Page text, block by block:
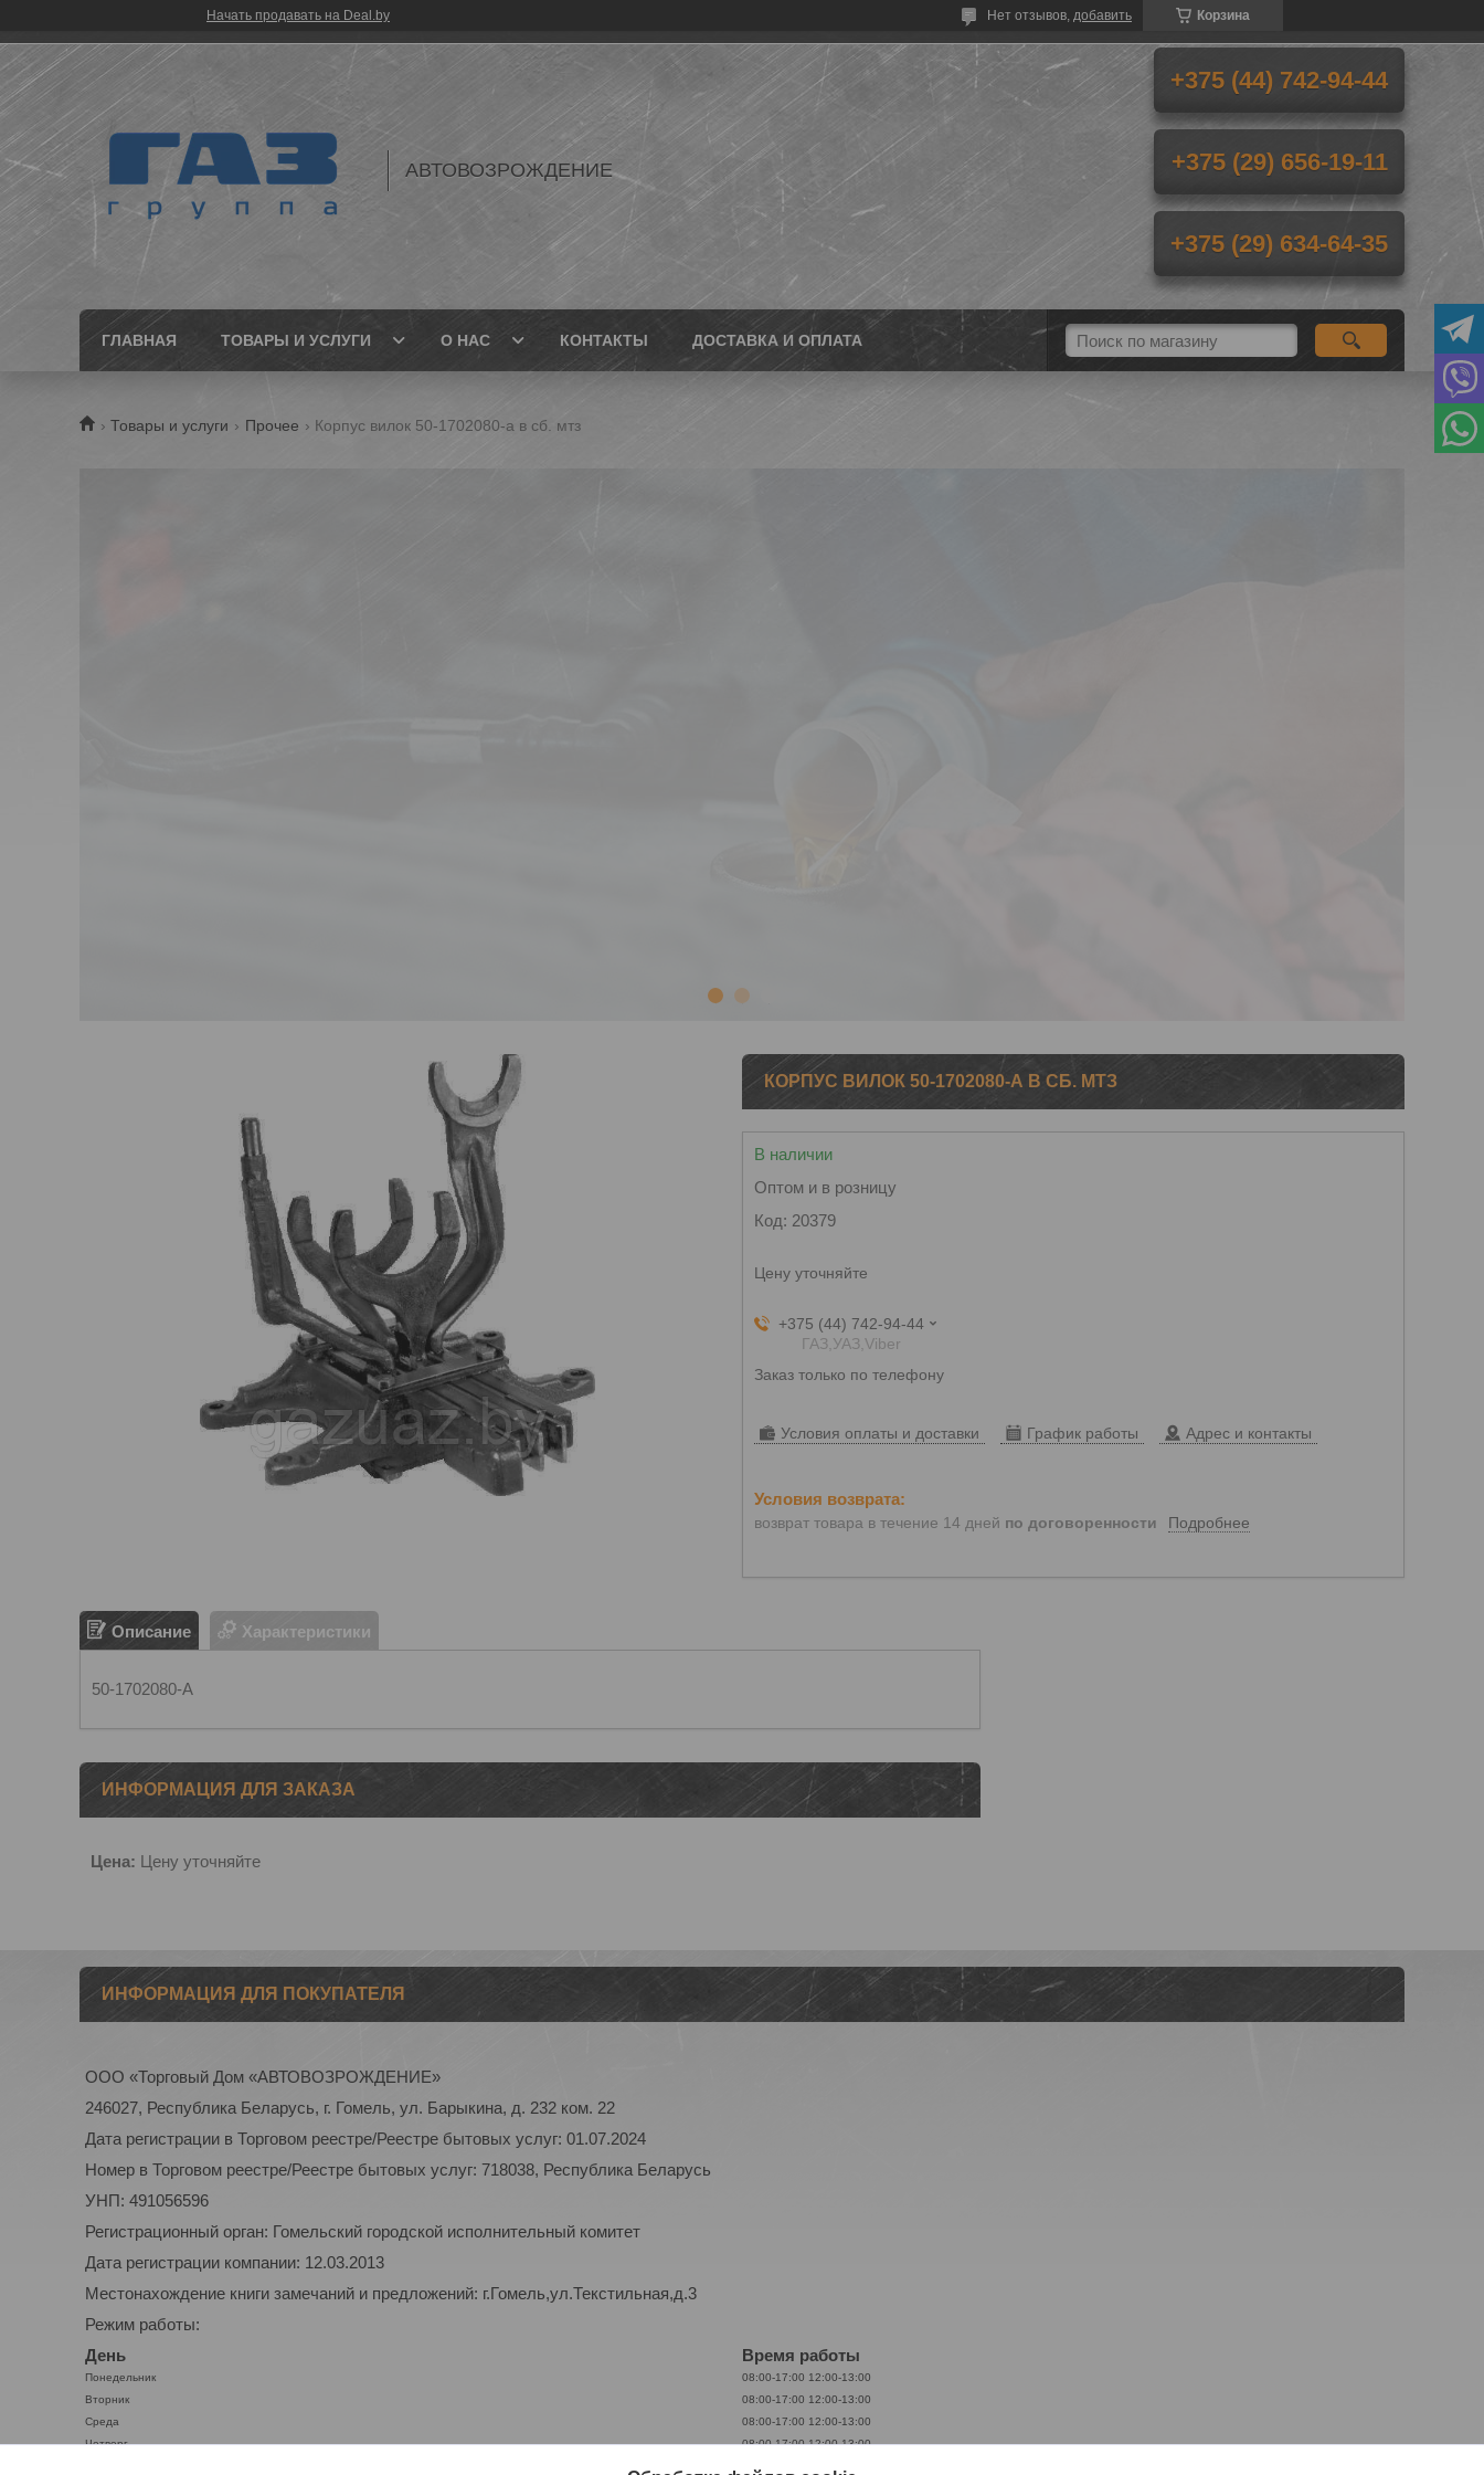
Начать продавать на Deal.by Корзина
Нет отзывов, добавить
АВТОВОЗРОЖДЕНИЕ
+375 (44) 742-94-44
+375 (29) 656-19-11
+375 (29) 634-64-35
ГЛАВНАЯ ТОВАРЫ И УСЛУГИ О НАС КОНТАКТЫ ДОСТАВКА И ОПЛАТА
Товары и услуги Прочее Корпус вилок 50-1702080-а в сб. мтз
КОРПУС ВИЛОК 50-1702080-А В СБ. МТЗ
В наличии
Оптом и в розницу
Код: 20379
Цену уточняйте
+375 (44) 742-94-44
ГАЗ,УАЗ,Viber
Заказ только по телефону
Условия оплаты и доставки График работы Адрес и контакты
возврат товара в течение 14 дней по договоренности Подробнее
Описание Характеристики
50-1702080-А
ИНФОРМАЦИЯ ДЛЯ ЗАКАЗА
Цена: Цену уточняйте
ИНФОРМАЦИЯ ДЛЯ ПОКУПАТЕЛЯ
ООО «Торговый Дом «АВТОВОЗРОЖДЕНИЕ»
246027, Республика Беларусь, г. Гомель, ул. Барыкина, д. 232 ком. 22
Дата регистрации в Торговом реестре/Реестре бытовых услуг: 01.07.2024
Номер в Торговом реестре/Реестре бытовых услуг: 718038, Республика Беларусь
УНП: 491056596
Регистрационный орган: Гомельский городской исполнительный комитет
Дата регистрации компании: 12.03.2013
Местонахождение книги замечаний и предложений: г.Гомель,ул.Текстильная,д.3
Режим работы:
День
Время работы
Понедельник 08:00-17:00 12:00-13:00
Вторник
08:00-17:00 12:00-13:00
Среда
08:00-17:00 12:00-13:00
Четверг
08:00-17:0012:00-13:00